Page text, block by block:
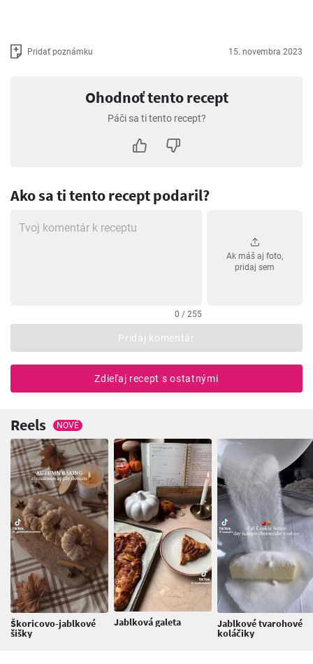
Pridať poznámku 15. novembra 2023
Ohodnoť tento recept
Páči sa ti tento recept?
Ako sa ti tento recept podaril?
0 / 255
Ak máš aj foto,
pridaj sem
Pridaj komentár
Zdieľaj recept s ostatnými
Reels NOVÉ
Škoricovo-jablkové
šišky
Jablková galeta Jablkové tvarohové
koláčiky